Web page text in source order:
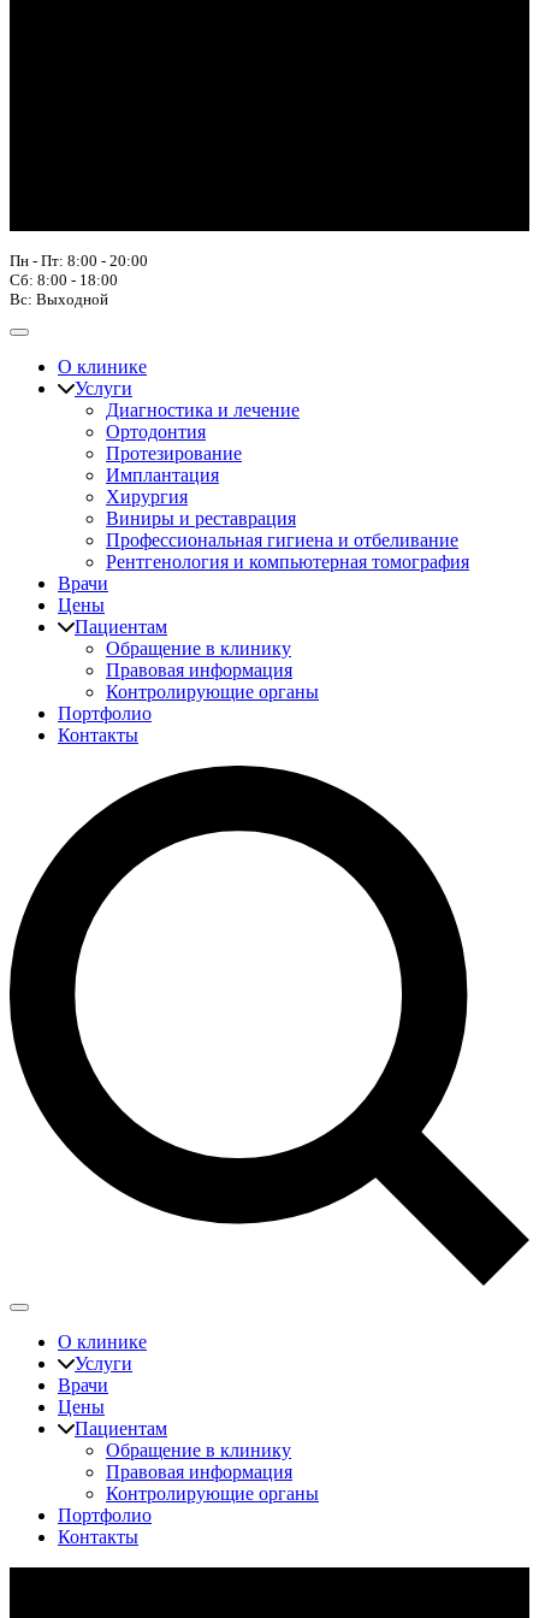
Пн - Пт: 8:00 - 20:00
Сб: 8:00 - 18:00
Вс: Выходной
О клинике
Услуги
Диагностика и лечение
Ортодонтия
Протезирование
Имплантация
Хирургия
Виниры и реставрация
Профессиональная гигиена и отбеливание
Рентгенология и компьютерная томография
Врачи
Цены
Пациентам
Обращение в клинику
Правовая информация
Контролирующие органы
Портфолио
Контакты
О клинике
Услуги
Врачи
Цены
Пациентам
Обращение в клинику
Правовая информация
Контролирующие органы
Портфолио
Контакты